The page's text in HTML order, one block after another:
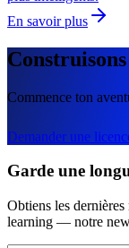
En savoir plus
Commence ton
Demander une
Garde une
Obtiens les
learning — notre